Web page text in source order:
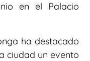
en el Palacio
ha destacado
ciudad un evento